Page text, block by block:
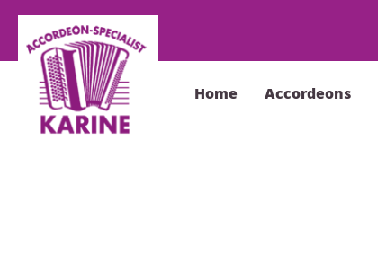
Home Accordeons